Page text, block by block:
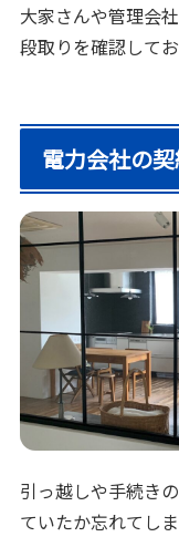
大家さんや管理会
段取りを確認してお
電力会社の
引っ越しや手続き
ていたか忘れてし